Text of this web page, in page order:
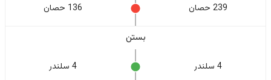
239 حصان 136 حصان
بستن
4 سلندر 4 سلندر